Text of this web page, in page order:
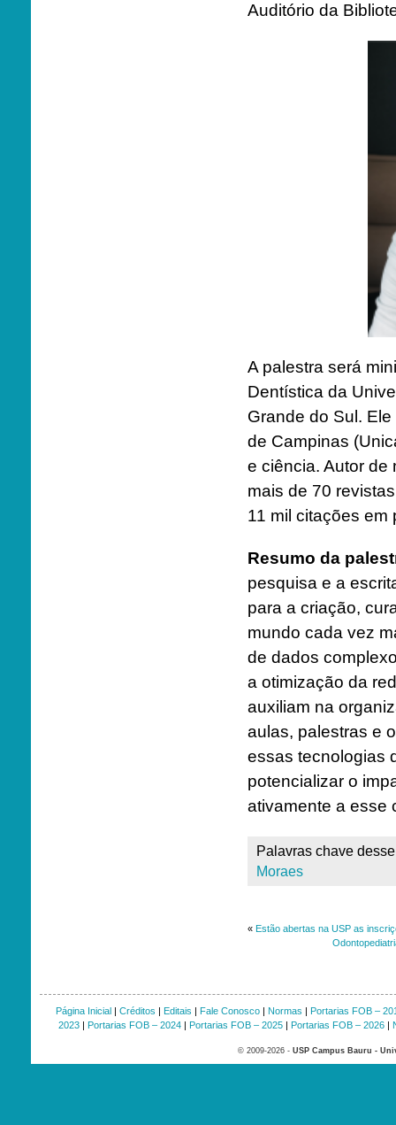
Auditório da
A palestra será
Dentística da
Grande do Sul.
de Campinas
e ciência. Autor de
mais de 70
11 mil citações
Resumo da
pesquisa e a
para a criação,
mundo cada vez
de dados
a otimização da
auxiliam na
aulas, palestras e
essas tecnologias
potencializar o
ativamente a esse
Palavras chave
Moraes
« Estão abertas na USP as
Página Inicial| Créditos | Editais | Fale Conosco| Normas | Portarias FOB –
2023| Portarias FOB – 2024| Portarias FOB – 2025| Portarias FOB – 2026|
© 2009-2026 - USP Campus Bauru -